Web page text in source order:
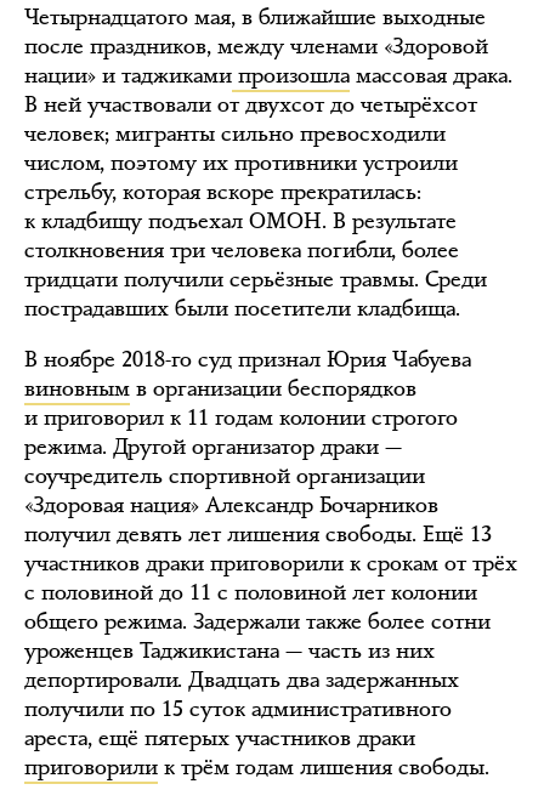
Четырнадцатого мая, в ближайшие выходные
после праздников, между членами «Здоровой
нации» и таджиками произошла массовая драка.
В ней участвовали от двухсот до четырёхсот
человек; мигранты сильно превосходили
числом, поэтому их противники устроили
стрельбу, которая вскоре прекратилась:
к кладбищу подъехал ОМОН. В результате
столкновения три человека погибли, более
тридцати получили серьёзные травмы. Среди
пострадавших были посетители кладбища.
В ноябре 2018-го суд признал Юрия Чабуева
виновным в организации беспорядков
и приговорил к 11 годам колонии строгого
режима. Другой организатор драки —
соучредитель спортивной организации
«Здоровая нация» Александр Бочарников
получил девять лет лишения свободы. Ещё 13
участников драки приговорили к срокам от трёх
с половиной до 11 с половиной лет колонии
общего режима. Задержали также более сотни
уроженцев Таджикистана — часть из них
депортировали. Двадцать два задержанных
получили по 15 суток административного
ареста, ещё пятерых участников драки
приговорили к трём годам лишения свободы.